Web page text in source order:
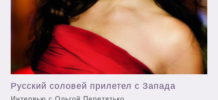
Русский соловей прилетел с Запада